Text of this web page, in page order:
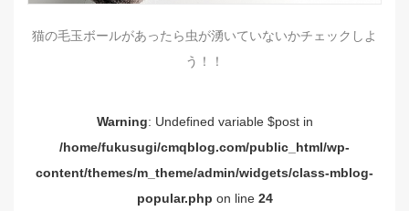
猫の毛玉ボールがあったら虫が湧いていないかチェックしよ
う！！
Warning: Undefined variable $post in
/home/fukusugi/cmqblog.com/public_html/wp-
content/themes/m_theme/admin/widgets/class-mblog-
popular.php on line 24